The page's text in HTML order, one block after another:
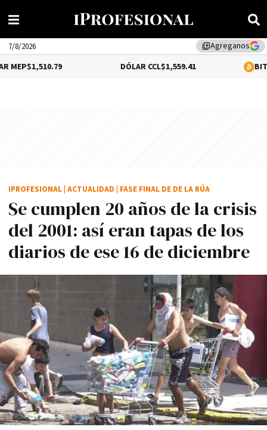
library_addAgreganos
7/8/2026
$1,559.41 0.18%
Se cumplen 20 años de la crisis
del 2001: así eran tapas de los
diarios de ese 16 de diciembre
IPROFESIONAL ACTUALIDAD FASE FINAL DE DE LA RÚA